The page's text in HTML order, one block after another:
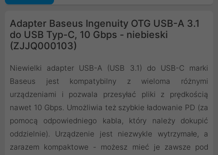
Adapter Baseus Ingenuity OTG USB-A 3.1
do USB Typ-C, 10 Gbps - niebieski
(ZJJQ000103)
Niewielki adapter USB-A (USB 3.1) do USB-C marki
Baseus jest kompatybilny z wieloma różnymi
urządzeniami i pozwala przesyłać pliki z prędkością
nawet 10 Gbps. Umożliwia też szybkie ładowanie PD (za
pomocą odpowiedniego kabla, który należy dokupić
oddzielnie). Urządzenie jest niezwykle wytrzymałe, a
zarazem kompaktowe - możesz mieć je zawsze pod